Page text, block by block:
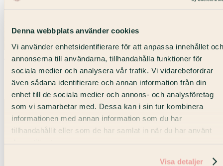
Denna webbplats använder cookies
Vi använder enhetsidentifierare för att anpassa innehållet och
annonserna till användarna, tillhandahålla funktioner för
sociala medier och analysera vår trafik. Vi vidarebefordrar
även sådana identifierare och annan information från din
enhet till de sociala medier och annons- och analysföretag
som vi samarbetar med. Dessa kan i sin tur kombinera
informationen med annan information som du har
tillhandahållit eller som de har samlat in när du har använt
Visa detaljer
Max 100 pers
Strandvägen Lounge
Lounge · Strandvägen